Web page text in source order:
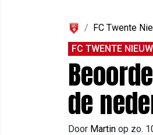
FC Twente
FC TWENTE
de
Door Martin op zo.